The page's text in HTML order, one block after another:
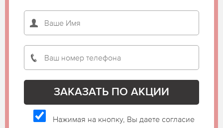
Нажимая на кнопку, Вы даете согласие